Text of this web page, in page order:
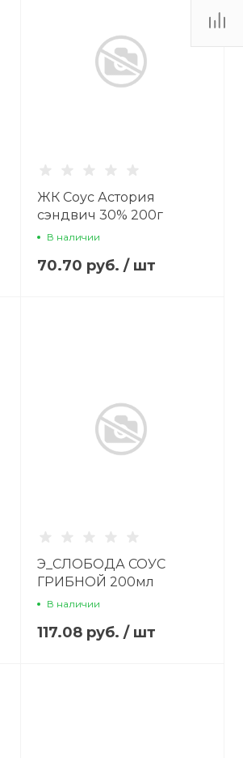
ЖК Соус Астория
сэндвич 30% 200г
В наличии
70.70 руб. / шт
Э_СЛОБОДА СОУС
ГРИБНОЙ 200мл
В наличии
117.08 руб. / шт